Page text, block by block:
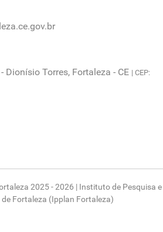
Dionísio Torres, Fortaleza - CE | CEP:
2025 - 2026 | Instituto de Pesquisa e
Fortaleza (Ipplan Fortaleza)